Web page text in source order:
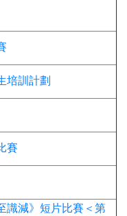
培訓計劃
賽
識減》短片比賽＜第